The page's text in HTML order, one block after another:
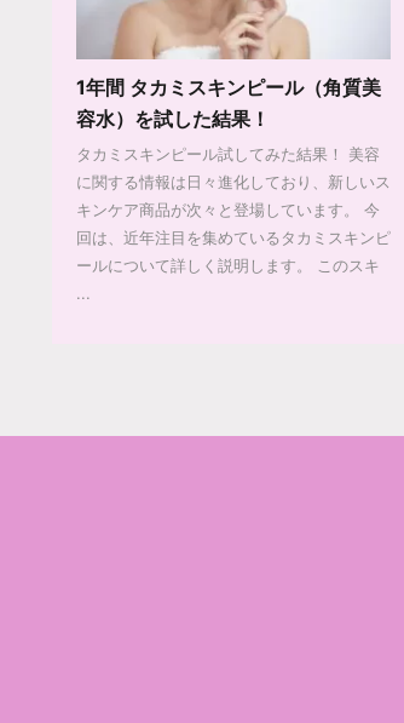
1年間 タカミスキンピール（角質美
容水）を試した結果！
タカミスキンピール試してみた結果！ 美容
に関する情報は日々進化しており、新しいス
キンケア商品が次々と登場しています。 今
回は、近年注目を集めているタカミスキンピ
ールについて詳しく説明します。 このスキ
...